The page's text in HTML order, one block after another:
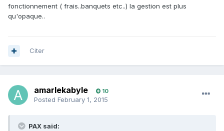
fonctionnement ( frais..banquets etc..) la gestion est plus
qu'opaque..
Citer
amarlekabyle 10
Posted February 1, 2015
PAX said: